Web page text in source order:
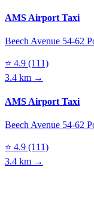
AMS Airport Taxi
Beech Avenue 54-62
⭐ 4.9 (111)
3.4 km →
AMS Airport Taxi
Beech Avenue 54-62
⭐ 4.9 (111)
3.4 km →